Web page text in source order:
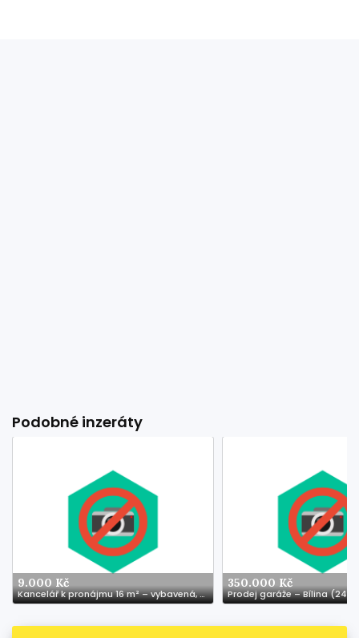
Podobné inzeráty
9.000 Kč
Kancelář k pronájmu 16 m² – vybavená, klimatizace, skvělá dostupnost
350.000 Kč
Prodej garáže – Bílina (24